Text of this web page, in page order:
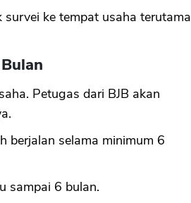
ke tempat usaha terutama
Petugas dari BJB akan
berjalan selama minimum 6
sampai 6 bulan.